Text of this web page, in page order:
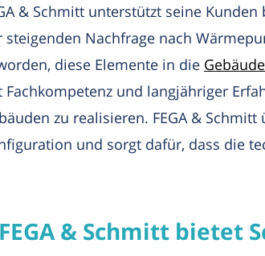
& Schmitt unterstützt seine
steigenden Nachfrage nach
diese Elemente in die
Fachkompetenz und langjähriger
zu realisieren. FEGA &
und sorgt dafür, dass die
FEGA & Schmitt bietet